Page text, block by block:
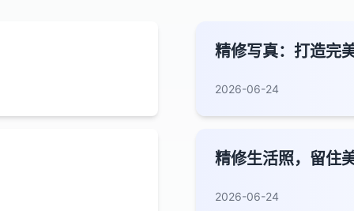
精修写真：打造完
2026-06-24
精修生活照，留住
2026-06-24